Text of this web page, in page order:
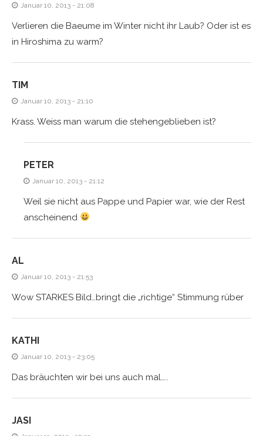
Januar 10, 2013 - 21:08
Verlieren die Baeume im Winter nicht ihr Laub? Oder ist es
in Hiroshima zu warm?
TIM
Januar 10, 2013 - 21:10
Krass. Weiss man warum die stehengeblieben ist?
PETER
Januar 10, 2013 - 21:12
Weil sie nicht aus Pappe und Papier war, wie der Rest
anscheinend
AL
Januar 10, 2013 - 21:53
Wow STARKES Bild…bringt die „richtige“ Stimmung rüber
KATHI
Januar 10, 2013 - 23:05
Das bräuchten wir bei uns auch mal…..
JASI